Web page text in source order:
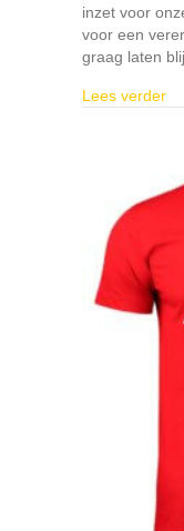
inzet voor
voor een
graag laten
Lees verder